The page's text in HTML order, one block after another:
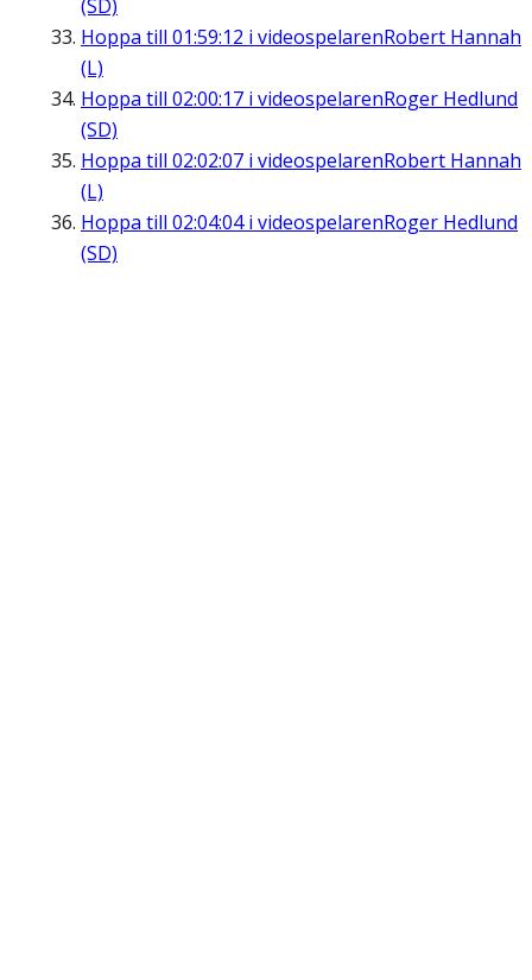
(SD)
Hoppa till 01:59:12 i videospelarenRobert Hannah
(L)
Hoppa till 02:00:17 i videospelarenRoger Hedlund
(SD)
Hoppa till 02:02:07 i videospelarenRobert Hannah
(L)
Hoppa till 02:04:04i videospelarenRoger Hedlund
(SD)